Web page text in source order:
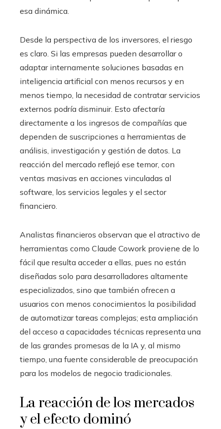
esa dinámica.
Desde la perspectiva de los inversores, el riesgo
es claro. Si las empresas pueden desarrollar o
adaptar internamente soluciones basadas en
inteligencia artificial con menos recursos y en
menos tiempo, la necesidad de contratar servicios
externos podría disminuir. Esto afectaría
directamente a los ingresos de compañías que
dependen de suscripciones a herramientas de
análisis, investigación y gestión de datos. La
reacción del mercado reflejó ese temor, con
ventas masivas en acciones vinculadas al
software, los servicios legales y el sector
financiero.
Analistas financieros observan que el atractivo de
herramientas como Claude Cowork proviene de lo
fácil que resulta acceder a ellas, pues no están
diseñadas solo para desarrolladores altamente
especializados, sino que también ofrecen a
usuarios con menos conocimientos la posibilidad
de automatizar tareas complejas; esta ampliación
del acceso a capacidades técnicas representa una
de las grandes promesas de la IA y, al mismo
tiempo, una fuente considerable de preocupación
para los modelos de negocio tradicionales.
La reacción de los mercados
y el efecto dominó